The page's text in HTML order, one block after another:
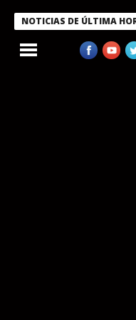
NOTICIAS DE ÚLTIMA
condecora a